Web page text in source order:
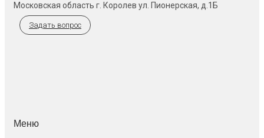
Московская область г. Королев ул. Пионерская, д.1Б
Задать вопрос
Меню